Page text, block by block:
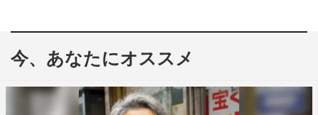
今、あなたにオススメ